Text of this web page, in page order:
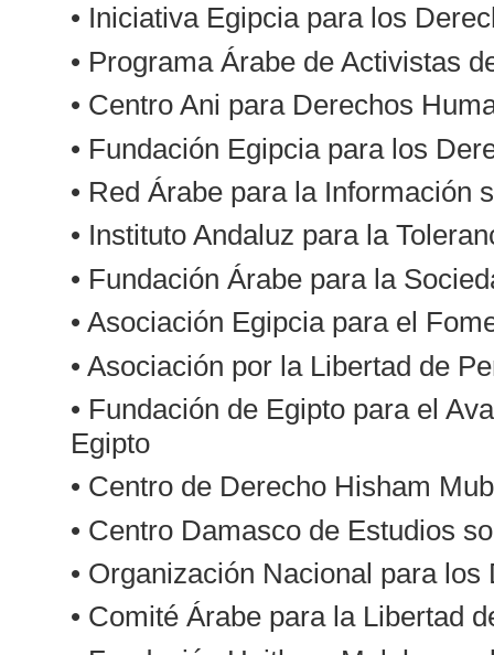
• Iniciativa Egipcia para los
• Programa Árabe de Activistas
• Centro Ani para Derechos
• Fundación Egipcia para los
• Red Árabe para la Información
• Instituto Andaluz para la
• Fundación Árabe para la
• Asociación Egipcia para el
• Asociación por la Libertad de
• Fundación de Egipto para el
Egipto
• Centro de Derecho Hisham
• Centro Damasco de Estudios
• Organización Nacional para
• Comité Árabe para la Libertad